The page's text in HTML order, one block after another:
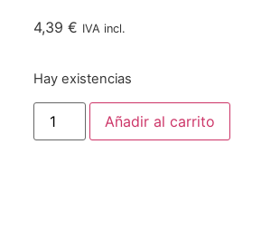
4,39 € IVA incl.
Hay existencias
Añadir al carrito